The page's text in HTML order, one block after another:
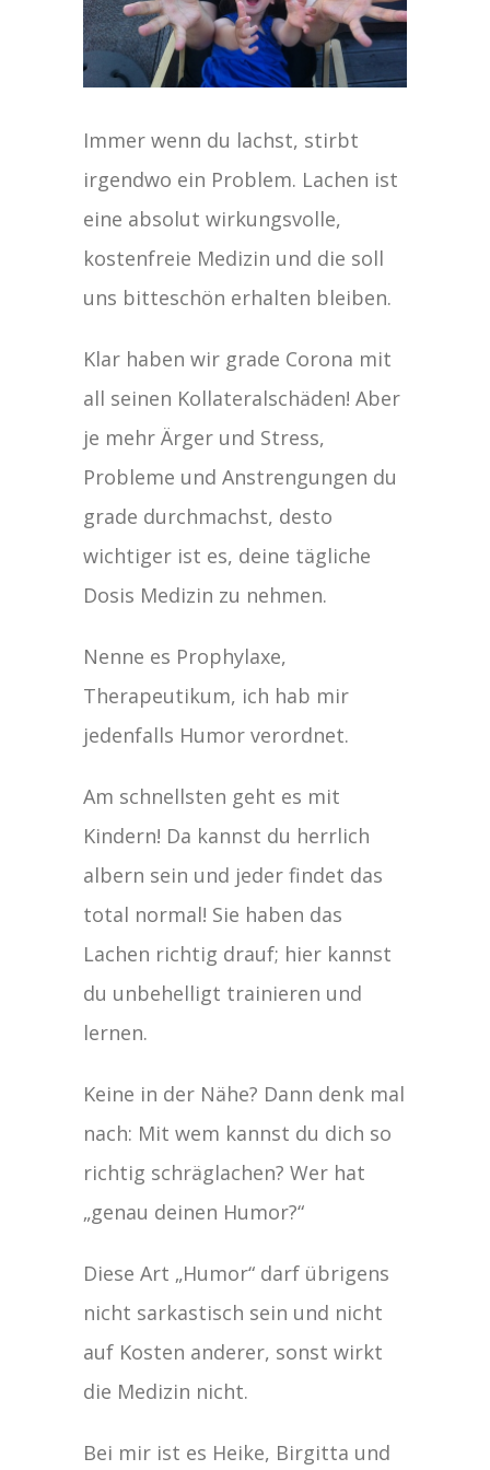
Immer wenn du lachst, stirbt
irgendwo ein Problem. Lachen ist
eine absolut wirkungsvolle,
kostenfreie Medizin und die soll
uns bitteschön erhalten bleiben.
Klar haben wir grade Corona mit
all seinen Kollateralschäden! Aber
je mehr Ärger und Stress,
Probleme und Anstrengungen du
grade durchmachst, desto
wichtiger ist es, deine tägliche
Dosis Medizin zu nehmen.
Nenne es Prophylaxe,
Therapeutikum, ich hab mir
jedenfalls Humor verordnet.
Am schnellsten geht es mit
Kindern! Da kannst du herrlich
albern sein und jeder findet das
total normal! Sie haben das
Lachen richtig drauf; hier kannst
du unbehelligt trainieren und
lernen.
Keine in der Nähe? Dann denk mal
nach: Mit wem kannst du dich so
richtig schräglachen? Wer hat
„genau deinen Humor?“
Diese Art „Humor“ darf übrigens
nicht sarkastisch sein und nicht
auf Kosten anderer, sonst wirkt
die Medizin nicht.
Bei mir ist es Heike, Birgitta und